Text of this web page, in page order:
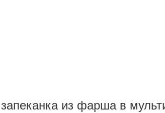
из фарша в